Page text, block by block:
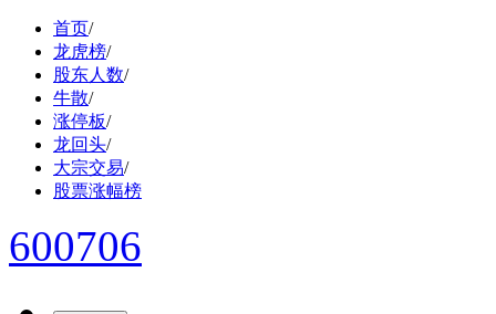
首页/
龙虎榜/
股东人数/
牛散/
涨停板/
龙回头/
大宗交易/
股票涨幅榜
600706